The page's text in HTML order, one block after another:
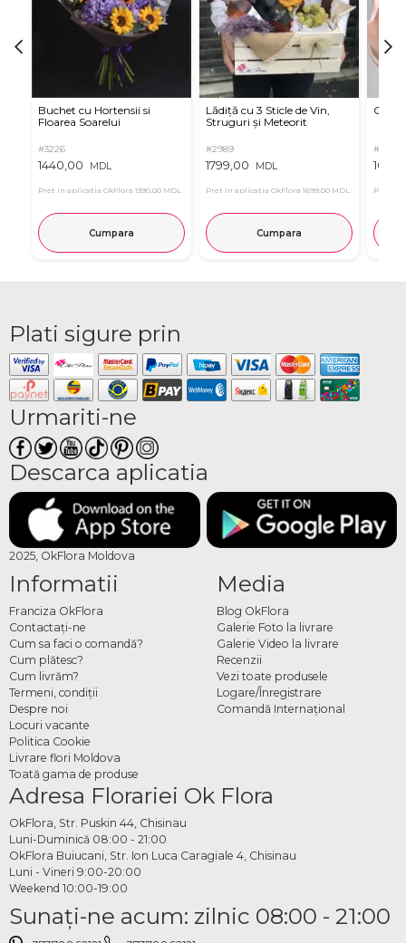
Buchet cu Hortensii si
Floarea Soarelui
#3226
1440,00 MDL
Pret in aplicatia OkFlora 1390,00 MDL
Cumpara
Lădiță cu 3 Sticle de Vin,
Struguri și Meteorit
#2989
1799,00 MDL
Pret in aplicatia OkFlora 1699,00 MDL
Cumpara
#3266
Pret in
Plati sigure prin
Urmariti-ne
Descarca aplicatia
2025, OkFlora Moldova
Informatii
Franciza OkFlora
Contactaţi-ne
Cum sa faci o comandă?
Cum plătesc?
Cum livrăm?
Termeni, condiţii
Despre noi
Locuri vacante
Politica Cookie
Livrare flori Moldova
Toată gama de produse
Media
Blog OkFlora
Galerie Foto la livrare
Galerie Video la livrare
Recenzii
Vezi toate produsele
Logare/Înregistrare
Comandă Internațional
Adresa Florariei Ok Flora
OkFlora, Str. Puskin 44, Chisinau
Luni-Duminică 08:00 - 21:00
OkFlora Buiucani, Str. Ion Luca Caragiale 4, Chisinau
Luni - Vineri 9:00-20:00
Weekend 10:00-19:00
Sunaţi-ne acum: zilnic 08:00 - 21:00